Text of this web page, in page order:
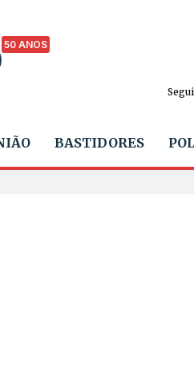
50 ANOS
BASTIDORES